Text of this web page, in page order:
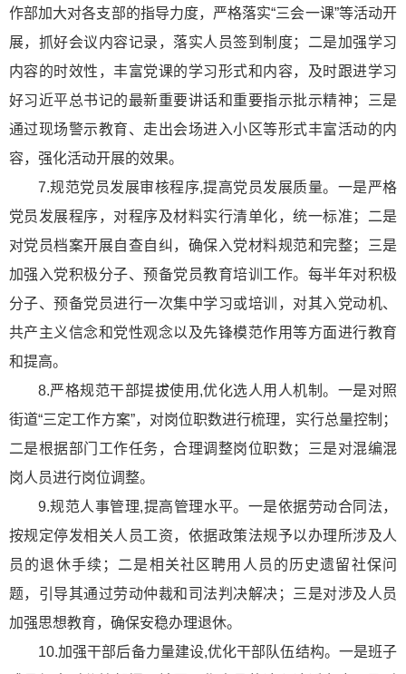
作部加大对各支部的指导力度，严格落实“三会一课”等活动开
展，抓好会议内容记录，落实人员签到制度；二是加强学习
内容的时效性，丰富党课的学习形式和内容，及时跟进学习
好习近平总书记的最新重要讲话和重要指示批示精神；三是
通过现场警示教育、走出会场进入小区等形式丰富活动的内
容，强化活动开展的效果。
7.规范党员发展审核程序,提高党员发展质量。一是严格
党员发展程序，对程序及材料实行清单化，统一标准；二是
对党员档案开展自查自纠，确保入党材料规范和完整；三是
加强入党积极分子、预备党员教育培训工作。每半年对积极
分子、预备党员进行一次集中学习或培训，对其入党动机、
共产主义信念和党性观念以及先锋模范作用等方面进行教育
和提高。
8.严格规范干部提拔使用,优化选人用人机制。一是对照
街道“三定工作方案”，对岗位职数进行梳理，实行总量控制；
二是根据部门工作任务，合理调整岗位职数；三是对混编混
岗人员进行岗位调整。
9.规范人事管理,提高管理水平。一是依据劳动合同法，
按规定停发相关人员工资，依据政策法规予以办理所涉及人
员的退休手续；二是相关社区聘用人员的历史遗留社保问
题，引导其通过劳动仲裁和司法判决解决；三是对涉及人员
加强思想教育，确保安稳办理退休。
10.加强干部后备力量建设,优化干部队伍结构。一是班子